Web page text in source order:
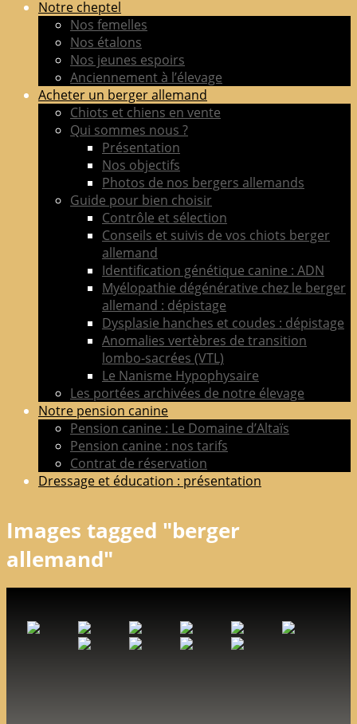
allemand
adultes
Notre cheptel
Nos femelles
Nos étalons
Nos jeunes espoirs
Anciennement à l’élevage
Acheter un berger allemand
Chiots et chiens en vente
Qui sommes nous ?
Présentation
Nos objectifs
Photos de nos bergers allemands
Guide pour bien choisir
Contrôle et sélection
Conseils et suivis de vos chiots berger
allemand
Identification génétique canine : ADN
Myélopathie dégénérative chez le berger
allemand : dépistage
Dysplasie hanches et coudes : dépistage
Anomalies vertèbres de transition
lombo-sacrées (VTL)
Le Nanisme Hypophysaire
Les portées archivées de notre élevage
Notre pension canine
Pension canine : Le Domaine d’Altaïs
Pension canine : nos tarifs
Contrat de réservation
Dressage et éducation : présentation
Images tagged "berger
allemand"